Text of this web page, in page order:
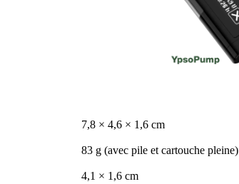
7,8 × 4,6 × 1,6 cm
83 g (avec pile et cartouche pleine)
4,1 × 1,6 cm